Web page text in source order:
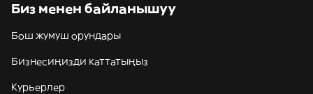
Биз менен байланышуу
Бош жумуш орундары
Бизнесиңизди каттатыңыз
Курьерлер